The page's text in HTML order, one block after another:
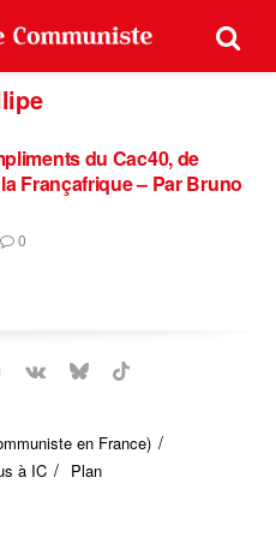
du Cac40, de
la Françafrique – Par Bruno
0
en France)
à IC Plan